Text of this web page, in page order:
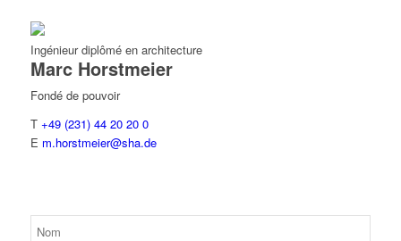
Ingénieur diplômé en architecture
Marc Horstmeier
Fondé de pouvoir
T +49 (231) 44 20 20 0
E m.horstmeier@sha.de